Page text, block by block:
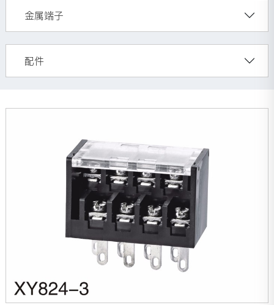
金属端子
配件